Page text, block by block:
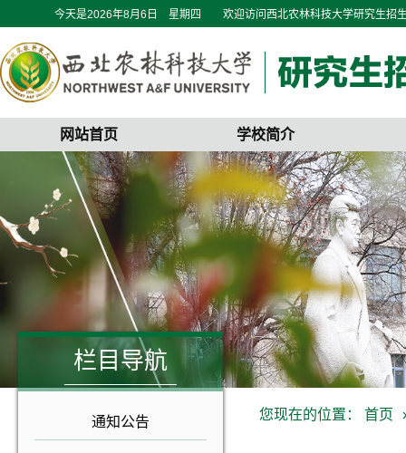
今天是2026年8月6日 星期四 欢迎访问西北农林科技大学研究生招
网站首页 学校简介
栏目导航
通知公告 您现在的位置： 首页